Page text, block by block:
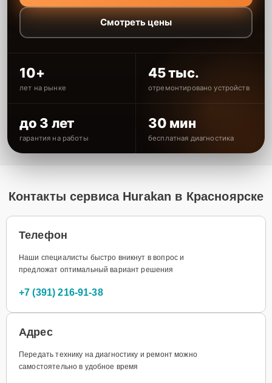
Смотреть цены
10+
лет на рынке
45 тыс.
отремонтировано устройств
до 3 лет
гарантия на работы
30 мин
бесплатная диагностика
Контакты сервиса Hurakan в Красноярске
Телефон
Наши специалисты быстро вникнут в вопрос и
предложат оптимальный вариант решения
+7 (391) 216-91-38
Адрес
Передать технику на диагностику и ремонт можно
самостоятельно в удобное время